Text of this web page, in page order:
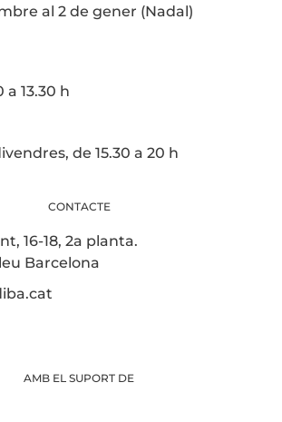
al 2 de gener (Nadal)
a 13.30 h
de 15.30 a 20 h
CONTACTE
16-18, 2a planta.
Barcelona
AMB EL SUPORT DE